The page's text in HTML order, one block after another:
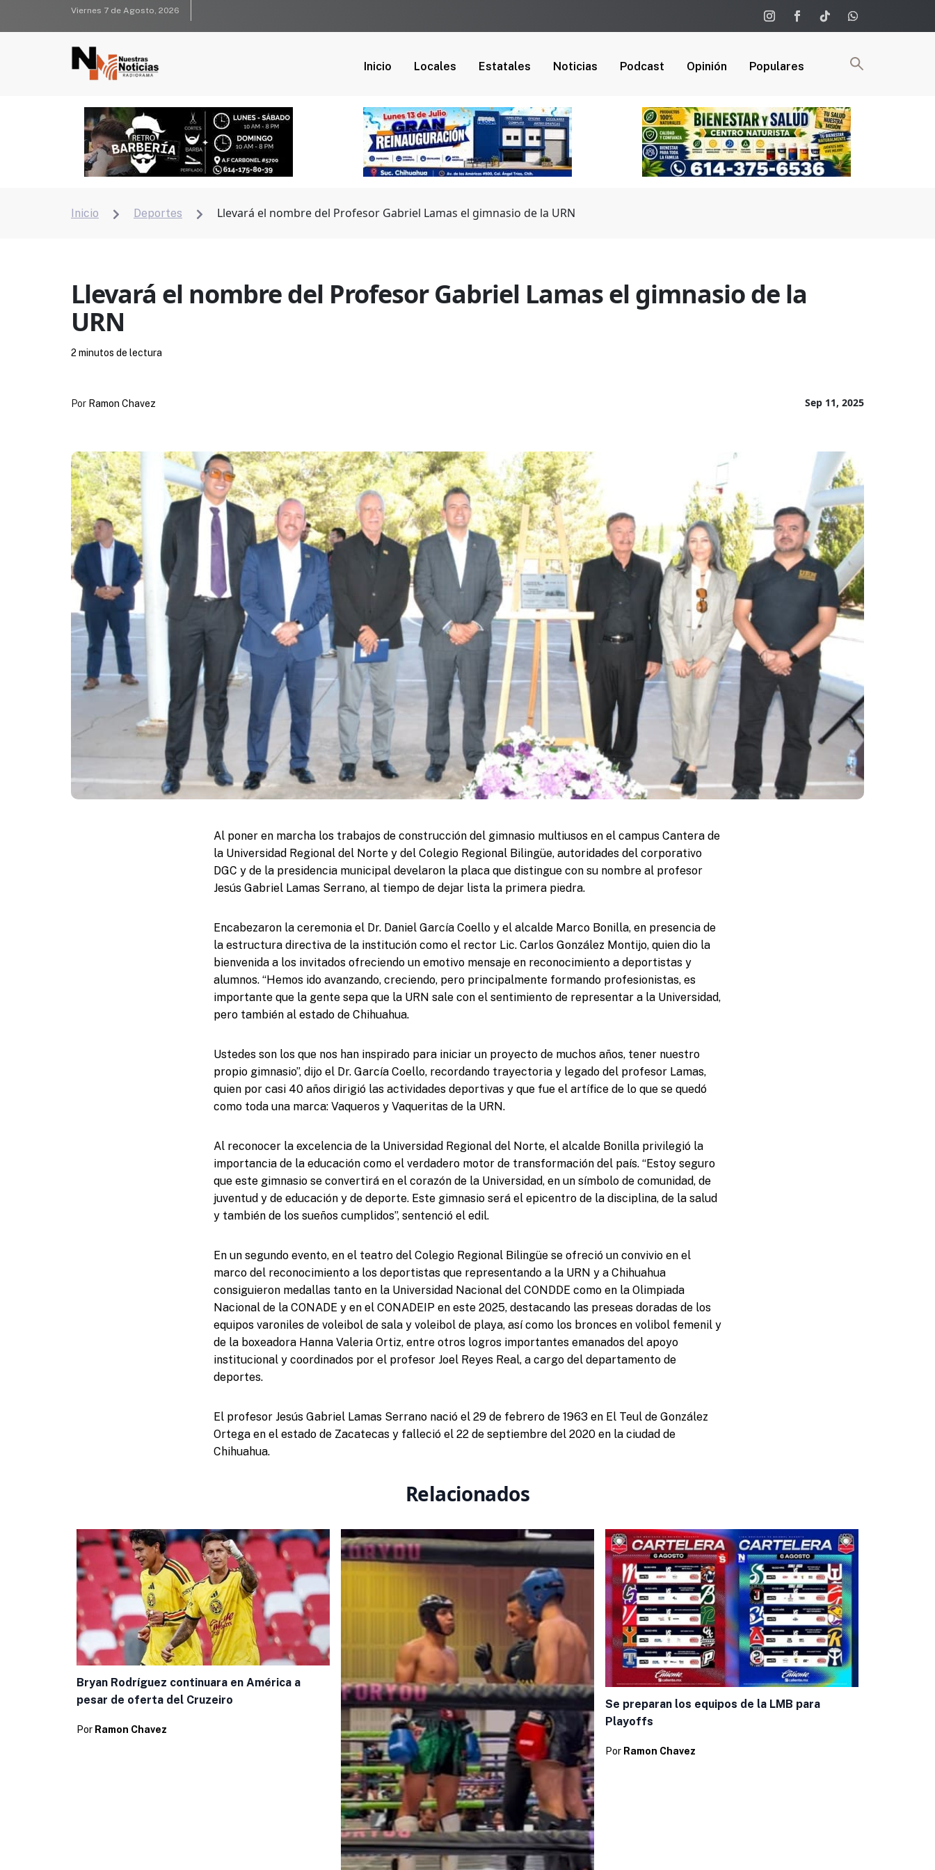
Viernes 7 de Agosto, 2026
Inicio Locales Estatales Noticias Podcast Opinión Populares
Inicio  Deportes  Llevará el nombre del Profesor Gabriel Lamas el gimnasio de la URN
Llevará el nombre del Profesor Gabriel Lamas el gimnasio de la
URN
Sep 11, 2025
Por Ramon Chavez
2 minutos de lectura
Al poner en marcha los trabajos de construcción del gimnasio multiusos en el campus Cantera de
la Universidad Regional del Norte y del Colegio Regional Bilingüe, autoridades del corporativo
DGC y de la presidencia municipal develaron la placa que distingue con su nombre al profesor
Jesús Gabriel Lamas Serrano, al tiempo de dejar lista la primera piedra.
Encabezaron la ceremonia el Dr. Daniel García Coello y el alcalde Marco Bonilla, en presencia de
la estructura directiva de la institución como el rector Lic. Carlos González Montijo, quien dio la
bienvenida a los invitados ofreciendo un emotivo mensaje en reconocimiento a deportistas y
alumnos. “Hemos ido avanzando, creciendo, pero principalmente formando profesionistas, es
importante que la gente sepa que la URN sale con el sentimiento de representar a la Universidad,
pero también al estado de Chihuahua.
Ustedes son los que nos han inspirado para iniciar un proyecto de muchos años, tener nuestro
propio gimnasio”, dijo el Dr. García Coello, recordando trayectoria y legado del profesor Lamas,
quien por casi 40 años dirigió las actividades deportivas y que fue el artífice de lo que se quedó
como toda una marca: Vaqueros y Vaqueritas de la URN.
Al reconocer la excelencia de la Universidad Regional del Norte, el alcalde Bonilla privilegió la
importancia de la educación como el verdadero motor de transformación del país. “Estoy seguro
que este gimnasio se convertirá en el corazón de la Universidad, en un símbolo de comunidad, de
juventud y de educación y de deporte. Este gimnasio será el epicentro de la disciplina, de la salud
y también de los sueños cumplidos”, sentenció el edil.
En un segundo evento, en el teatro del Colegio Regional Bilingüe se ofreció un convivio en el
marco del reconocimiento a los deportistas que representando a la URN y a Chihuahua
consiguieron medallas tanto en la Universidad Nacional del CONDDE como en la Olimpiada
Nacional de la CONADE y en el CONADEIP en este 2025, destacando las preseas doradas de los
equipos varoniles de voleibol de sala y voleibol de playa, así como los bronces en volibol femenil y
de la boxeadora Hanna Valeria Ortiz, entre otros logros importantes emanados del apoyo
institucional y coordinados por el profesor Joel Reyes Real, a cargo del departamento de
deportes.
El profesor Jesús Gabriel Lamas Serrano nació el 29 de febrero de 1963 en El Teul de González
Ortega en el estado de Zacatecas y falleció el 22 de septiembre del 2020 en la ciudad de
Chihuahua.
Relacionados
Bryan Rodríguez continuara en América a
pesar de oferta del Cruzeiro
Por Ramon Chavez
Se preparan los equipos de la LMB para
Playoffs
Por Ramon Chavez